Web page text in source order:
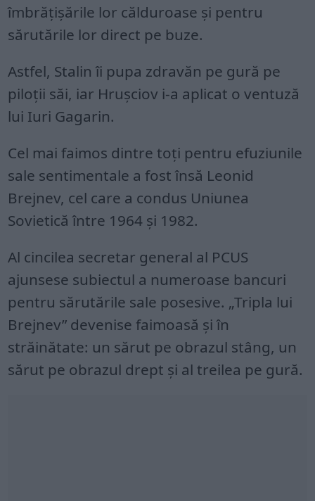
îmbrățișările lor călduroase și pentru
sărutările lor direct pe buze.
Astfel, Stalin îi pupa zdravăn pe gură pe
piloții săi, iar Hrușciov i-a aplicat o ventuză
lui Iuri Gagarin.
Cel mai faimos dintre toți pentru efuziunile
sale sentimentale a fost însă Leonid
Brejnev, cel care a condus Uniunea
Sovietică între 1964 și 1982.
Al cincilea secretar general al PCUS
ajunsese subiectul a numeroase bancuri
pentru sărutările sale posesive. „Tripla lui
Brejnev” devenise faimoasă și în
străinătate: un sărut pe obrazul stâng, un
sărut pe obrazul drept și al treilea pe gură.